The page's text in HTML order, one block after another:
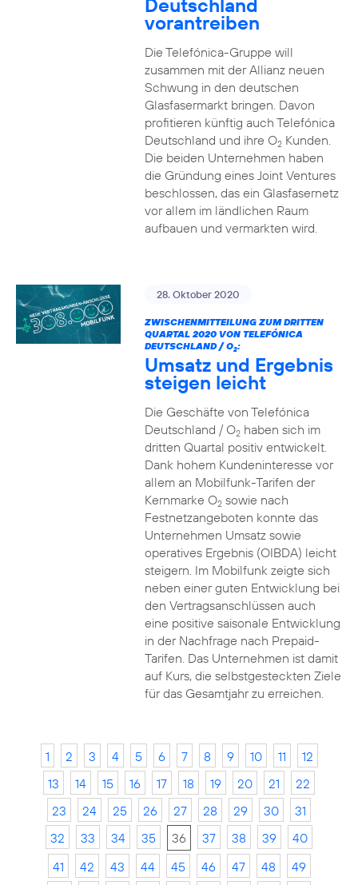
Deutschland
vorantreiben
Die Telefónica-Gruppe will
zusammen mit der Allianz neuen
Schwung in den deutschen
Glasfasermarkt bringen. Davon
profitieren künftig auch Telefónica
Deutschland und ihre O2Kunden.
Die beiden Unternehmen haben
die Gründung eines Joint Ventures
beschlossen, das ein Glasfasernetz
vor allem im ländlichen Raum
aufbauen und vermarkten wird.
28. Oktober 2020
ZWISCHENMITTEILUNG ZUM DRITTEN
QUARTAL 2020 VON TELEFÓNICA
DEUTSCHLAND / O2:
Umsatz und Ergebnis
steigen leicht
Die Geschäfte von Telefónica
Deutschland / O2haben sich im
dritten Quartal positiv entwickelt.
Dank hohem Kundeninteresse vor
allem an Mobilfunk-Tarifen der
Kernmarke O2sowie nach
Festnetzangeboten konnte das
Unternehmen Umsatz sowie
operatives Ergebnis (OIBDA) leicht
steigern. Im Mobilfunk zeigte sich
neben einer guten Entwicklung bei
den Vertragsanschlüssen auch
eine positive saisonale Entwicklung
in der Nachfrage nach Prepaid-
Tarifen. Das Unternehmen ist damit
auf Kurs, die selbstgesteckten Ziele
für das Gesamtjahr zu erreichen.
1 2 3 4 5 6 7 8 9 10 11
12
13
14 15 16 17 18 19 20 21
22
23
24 25 26 27 28 29 30
31
32
33 34 35 36 37 38 39
40
41
42 43 44 45 46 47 48
49